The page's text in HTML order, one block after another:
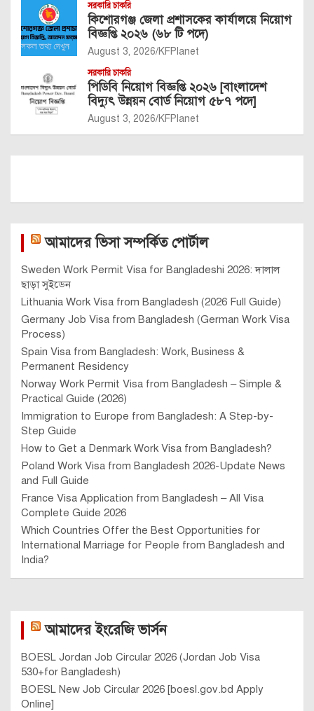
সরকারি চাকরি
কিশোরগঞ্জ জেলা প্রশাসকের কার্যালয়ে নিয়োগ
বিজ্ঞপ্তি ২০২৬ (৬৮ টি পদে)
August 3, 2026 KFPlanet
সরকারি চাকরি
পিডিবি নিয়োগ বিজ্ঞপ্তি ২০২৬ [বাংলাদেশ
বিদ্যুৎ উন্নয়ন বোর্ড নিয়োগ ৫৮৭ পদে]
August 3, 2026 KFPlanet
আমাদের ভিসা সম্পর্কিত পোর্টাল
Sweden Work Permit Visa for Bangladeshi 2026: দালাল
ছাড়া সুইডেন
Lithuania Work Visa from Bangladesh (2026 Full Guide)
Germany Job Visa from Bangladesh (German Work Visa
Process)
Spain Visa from Bangladesh: Work, Business &
Permanent Residency
Norway Work Permit Visa from Bangladesh – Simple &
Practical Guide (2026)
Immigration to Europe from Bangladesh: A Step-by-
Step Guide
How to Get a Denmark Work Visa from Bangladesh?
Poland Work Visa from Bangladesh 2026-Update News
and Full Guide
France Visa Application from Bangladesh – All Visa
Complete Guide 2026
Which Countries Offer the Best Opportunities for
International Marriage for People from Bangladesh and
India?
আমাদের ইংরেজি ভার্সন
BOESL Jordan Job Circular 2026 (Jordan Job Visa
530+for Bangladesh)
BOESL New Job Circular 2026 [boesl.gov.bd Apply
Online]